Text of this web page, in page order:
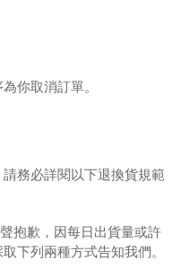
你取消訂單。
務必詳閱以下退換貨規範
抱歉，因每日出貨量或許
下列兩種方式告知我們。